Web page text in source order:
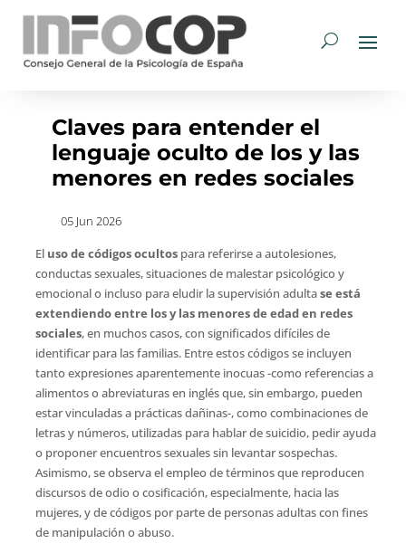
Claves para entender el
lenguaje oculto de los y las
menores en redes sociales
05 Jun 2026
El uso de códigos ocultos para referirse a autolesiones,
conductas sexuales, situaciones de malestar psicológico y
emocional o incluso para eludir la supervisión adultase está
extendiendo entre los y las menores de edad en redes
sociales, en muchos casos, con significados difíciles de
identificar para las familias. Entre estos códigos se incluyen
tanto expresiones aparentemente inocuas -como referencias a
alimentos o abreviaturas en inglés que, sin embargo, pueden
estar vinculadas a prácticas dañinas-, como combinaciones de
letras y números, utilizadas para hablar de suicidio, pedir ayuda
o proponer encuentros sexuales sin levantar sospechas.
Asimismo, se observa el empleo de términos que reproducen
discursos de odio o cosificación, especialmente, hacia las
mujeres, y de códigos por parte de personas adultas con fines
de manipulación o abuso.